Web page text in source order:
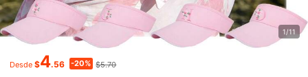
1/11
Desde $4.56 -20% $5.70